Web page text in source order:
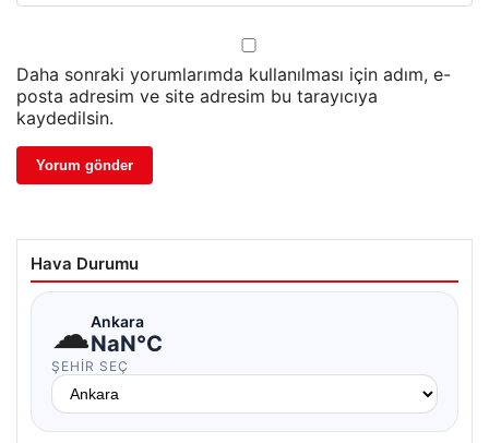
Daha sonraki yorumlarımda kullanılması için adım, e-
posta adresim ve site adresim bu tarayıcıya
kaydedilsin.
Hava Durumu
☁Ankara
NaN°C
ŞEHIR SEÇ